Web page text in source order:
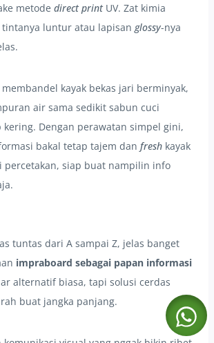
metode direct printUV. Zat kimia
tintanya luntur atau lapisan glossy-nya
kayak bekas jari berminyak,
air sama sedikit sabun cuci
Dengan perawatan simpel gini,
bakal tetap tajem dan fresh kayak
percetakan, siap buat nampilin info
tuntas dari A sampai Z, jelas banget
impraboard sebagai papan informasi
alternatif biasa, tapi solusi cerdas
buat jangka panjang.